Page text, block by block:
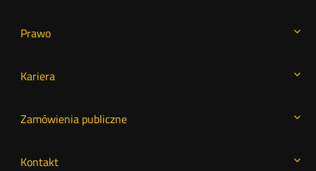
Prawo
Kariera
Zamówienia publiczne
Kontakt